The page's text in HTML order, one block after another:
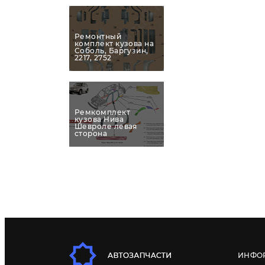
Ремонтный
комплект кузова на
Соболь, Баргузин,
2217, 2752
Ремкомплект
кузова Нива
Шевроле левая
сторона